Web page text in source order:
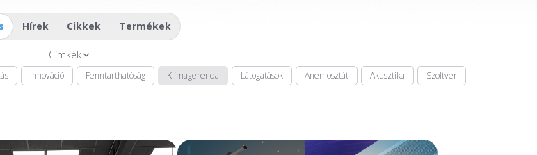
Hírek Cikkek Termékek
Címkék
Innováció Fenntarthatóság Klímagerenda Látogatások Anemosztát Akusztika
Szoftver